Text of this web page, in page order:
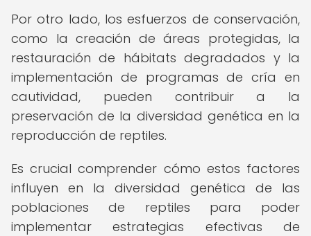
Por otro lado, los esfuerzos de conservación,
como la creación de áreas protegidas, la
restauración de hábitats degradados y la
implementación de programas de cría en
cautividad, pueden contribuir a la
preservación de la diversidad genética en la
reproducción de reptiles.
Es crucial comprender cómo estos factores
influyen en la diversidad genética de las
poblaciones de reptiles para poder
implementar estrategias efectivas de